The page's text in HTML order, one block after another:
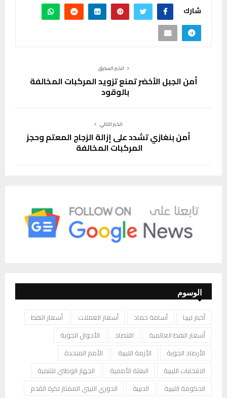
شارك
الخبر السابق
أمن الجبل الأخضر تمنع تزويد المركبات المخالفة
بالوقود
الخبر التالي
أمن بنغازي تشدد على إزالة الزجاج المعتم وحجز
المركبات المخالفة
الوسوم
أخبار ليبيا أسامة حماد أسعار العملات
أسعار النفط
أسعار النفط العالمية
اقتصاد
الأحوال الجوية
الأرصاد الجوية
الأزمة الليبية
الأمم المتحدة
الانتخابات الليبية
البعثة الأممية
الجهاز الوطني للتنمية
الحكومة الليبية
الدبيبة
الدوري الليبي الممتاز لكرة القدم